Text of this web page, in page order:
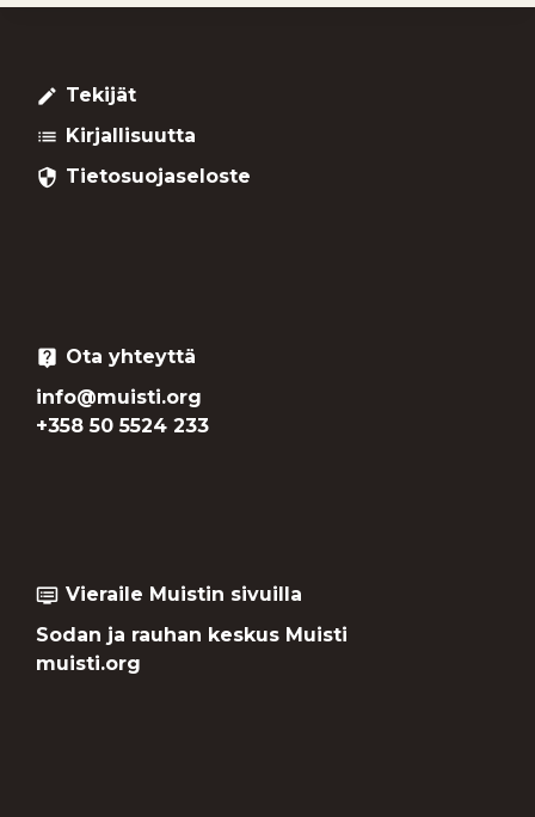
create Tekijät
list Kirjallisuutta
security Tietosuojaseloste
live_help Ota yhteyttä
info@muisti.org
+358 50 5524 233
dvr Vieraile Muistin sivuilla
Sodan ja rauhan keskus Muisti
muisti.org